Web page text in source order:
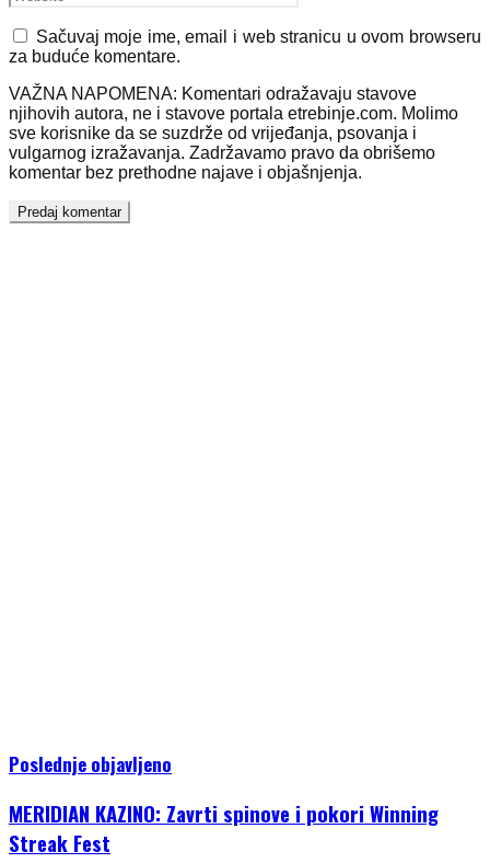
Sačuvaj moje ime, email i web stranicu u ovom browseru
za buduće komentare.
VAŽNA NAPOMENA: Komentari odražavaju stavove
njihovih autora, ne i stavove portala etrebinje.com. Molimo
sve korisnike da se suzdrže od vrijeđanja, psovanja i
vulgarnog izražavanja. Zadržavamo pravo da obrišemo
komentar bez prethodne najave i objašnjenja.
Poslednje objavljeno
MERIDIAN KAZINO: Zavrti spinove i pokori Winning
Streak Fest